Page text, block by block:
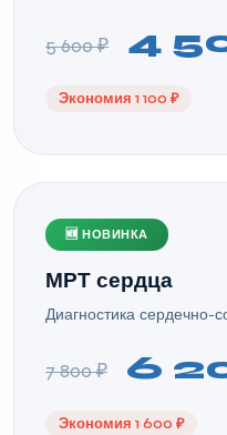
5 600 ₽ 4
Экономия 1 100 ₽
🆕 НОВИНКА
МРТ сердца
Диагностика сердечно-
7 800 ₽ 6
Экономия 1 600 ₽